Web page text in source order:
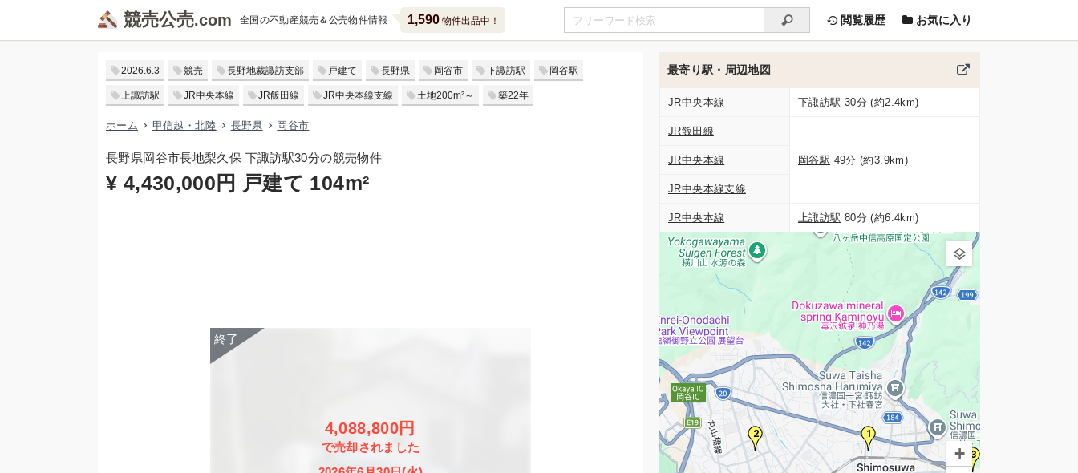
競売公売 全国の不動産競売＆公売物件情報 1,590物件出品中！ 閲覧履歴 お気に入り
2026.6.3 競売 長野地裁諏訪支部 戸建て 長野県 岡谷市 下諏訪駅 岡谷駅
上諏訪駅 JR中央本線 JR飯田線 JR中央本線支線 土地200m²～ 築22年
ホーム 甲信越・北陸 長野県 岡谷市
長野県岡谷市長地梨久保 下諏訪駅30分の競売物件
¥ 4,430,000円 戸建て 104m²
4,088,800円
で売却されました
最寄り駅・周辺地図
JR中央本線 下諏訪駅 30分 (約2.4km)
JR飯田線
岡谷駅 49分 (約3.9km)
JR中央本線
JR中央本線支線
JR中央本線 上諏訪駅 80分 (約6.4km)
1
2
3
+